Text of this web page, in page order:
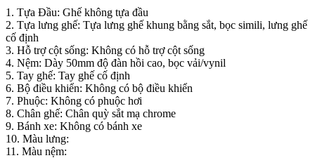
1. Tựa Đầu: Ghế không tựa đầu
2. Tựa lưng ghế: Tựa lưng ghế khung bằng sắt, bọc simili, lưng ghế
cố định
3. Hỗ trợ cột sống: Không có hỗ trợ cột sống
4. Nệm: Dày 50mm độ đàn hồi cao, bọc vải/vynil
5. Tay ghế: Tay ghế cố định
6. Bộ điều khiển: Không có bộ điều khiển
7. Phuộc: Không có phuộc hơi
8. Chân ghế: Chân quỳ sắt mạ chrome
9. Bánh xe: Không có bánh xe
10. Màu lưng:
11. Màu nệm: